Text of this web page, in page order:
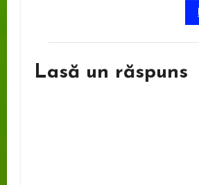
Lasă un răspuns